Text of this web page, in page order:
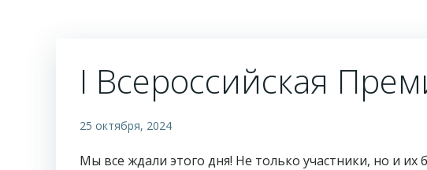
I Всероссийская
25 октября, 2024
Мы все ждали этого дня! Не только участники, но и их